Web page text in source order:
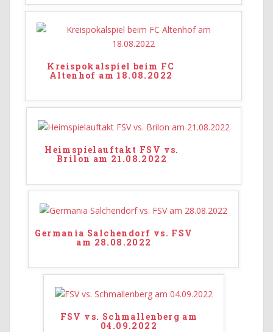
Kreispokalspiel beim FC
Altenhof am 18.08.2022
Heimspielauftakt FSV vs.
Brilon am 21.08.2022
Germania Salchendorf vs. FSV
am 28.08.2022
FSV vs. Schmallenberg am
04.09.2022